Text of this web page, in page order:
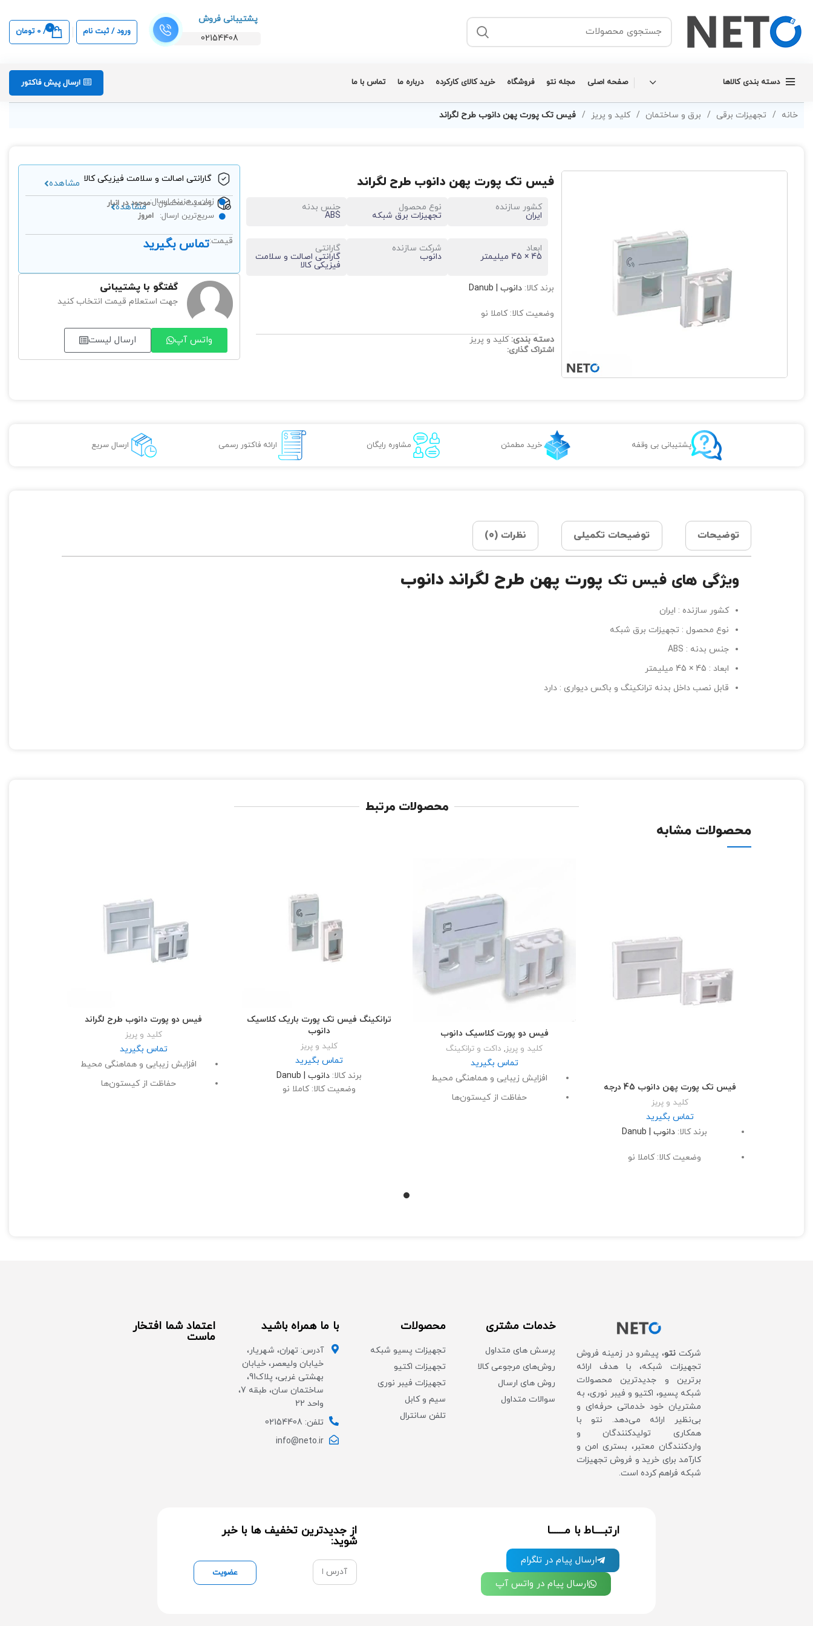
پشتیبانی فروش
02154408
ورود / ثبت نام 0
/
0 تومان
دسته بندی کالاها صفحه اصلی مجله نتو فروشگاه خرید کالای کارکرده درباره ما تماس با ما ارسال پیش فاکتور
خانه تجهیزات برقی برق و ساختمان کلید و پریز فیس تک پورت پهن دانوب طرح لگراند
فیس تک پورت پهن دانوب طرح لگراند
کشور سازنده
ایران
نوع محصول
تجهیزات برق شبکه
جنس بدنه
ABS
ابعاد
45 × 45 میلیمتر
شرکت سازنده
دانوب
گارانتی
گارانتی اصالت و سلامت
فیزیکی کالا
برند کالا:دانوب | Danub
وضعیت کالا: کاملا نو
دسته بندی:کلید و پریز
اشتراک گذاری:
گارانتی اصالت و سلامت فیزیکی کالا مشاهده
وضعیت محصول: موجود در انبارزمان و هزینه ارسال: مشاهده
سریع‌ترین ارسال: امروز
قیمت:تماس بگیرید
گفتگو با پشتیبانی
جهت استعلام قیمت انتخاب کنید
واتس آپ ارسال لیست
پشتیبانی بی وقفه خرید مطمئن مشاوره رایگان ارائه فاکتور رسمی ارسال سریع
توضیحات توضیحات تکمیلی نظرات (0)
ویژگی های فیس تک پورت پهن طرح لگراند دانوب
کشور سازنده : ایران
نوع محصول : تجهیزات برق شبکه
جنس بدنه : ABS
ابعاد : 45 × 45 میلیمتر
قابل نصب داخل بدنه ترانکینگ و باکس دیواری : دارد
محصولات مرتبط
محصولات مشابه
فیس تک پورت پهن دانوب 45 درجه
کلید و پریز
تماس بگیرید
برند کالا: دانوب | Danub
وضعیت کالا: کاملا نو
فیس دو پورت کلاسیک دانوب
کلید و پریز, داکت و ترانکینگ
تماس بگیرید
افزایش زیبایی و هماهنگی محیط
حفاظت از کیستون‌ها
ترانکینگ فیس تک پورت باریک کلاسیک
دانوب
کلید و پریز
تماس بگیرید
برند کالا:دانوب | Danub
وضعیت کالا: کاملا نو
فیس دو پورت دانوب طرح لگراند
کلید و پریز
تماس بگیرید
افزایش زیبایی و هماهنگی محیط
حفاظت از کیستون‌ها
شرکت نتو، پیشرو در زمینه فروش
تجهیزات شبکه، با هدف ارائه
برترین و جدیدترین محصولات
شبکه پسیو، اکتیو و فیبر نوری، به
مشتریان خود خدماتی حرفه‌ای و
بی‌نظیر ارائه می‌دهد. نتو با
همکاری تولیدکنندگان و
واردکنندگان معتبر، بستری امن و
کارآمد برای خرید و فروش تجهیزات
شبکه فراهم کرده است.
خدمات مشتری
پرسش های متداول
روش‌های مرجوعی کالا
روش های ارسال
سوالات متداول
محصولات
تجهیزات پسیو شبکه
تجهیزات اکتیو
تجهیزات فیبر نوری
سیم و کابل
تلفن سانترال
با ما همراه باشید
آدرس: تهران، شهریار،
خیابان ولیعصر، خیابان
بهشتی غربی، پلاک91،
ساختمان سان، طبقه 7،
واحد 22
تلفن: 02154408
info@neto.ir
اعتماد شما افتخار
ماست
ارتبــــاط با مــــــا
ارسال پیام در تلگرام
ارسال پیام در واتس آپ
از جدیدترین تخفیف ها با خبر
شوید:
عضویت